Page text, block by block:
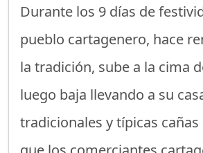
Durante los 9 días de
pueblo cartagenero, hace
la tradición, sube a la cima
luego baja llevando a su
tradicionales y típicas cañas